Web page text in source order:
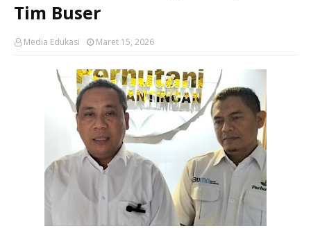
Tim Buser
Media Edukasi Maret 15, 2026